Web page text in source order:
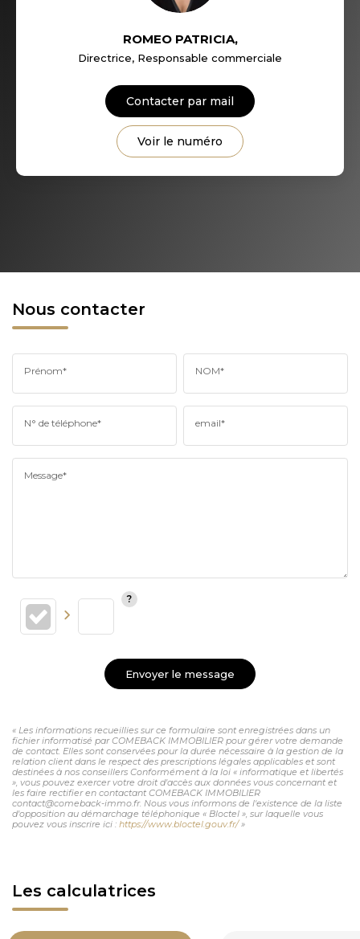
ROMEO PATRICIA,
Directrice, Responsable commerciale
Contacter par mail
Voir le numéro
Nous contacter
Prénom* NOM*
N° de téléphone* email*
Message*
Envoyer le message
« Les informations recueillies sur ce formulaire sont enregistrées dans un
fichier informatisé par COMEBACK IMMOBILIER pour gérer votre demande
de contact. Elles sont conservées pour la durée nécessaire à la gestion de la
relation client dans le respect des prescriptions légales applicables et sont
destinées à nos conseillers Conformément à la loi « informatique et libertés
», vous pouvez exercer votre droit d'accès aux données vous concernant et
les faire rectifier en contactant COMEBACK IMMOBILIER
contact@comeback-immo.fr. Nous vous informons de l'existence de la liste
d'opposition au démarchage téléphonique « Bloctel », sur laquelle vous
pouvez vous inscrire ici : https://www.bloctel.gouv.fr/»
Les calculatrices